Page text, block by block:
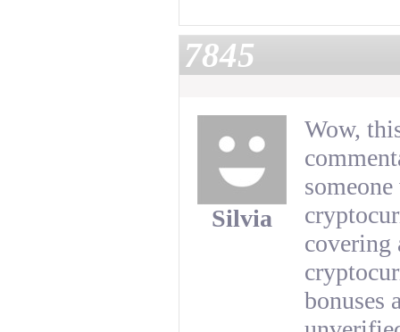
7845
Silvia
Wow,
covering
bonuses